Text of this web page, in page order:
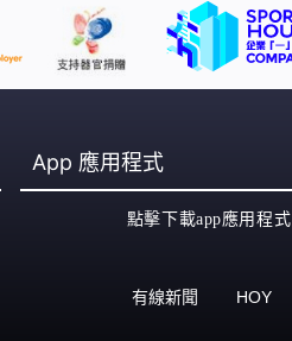
App 應用程式
點擊下載app應用程式
有線新聞 HOY